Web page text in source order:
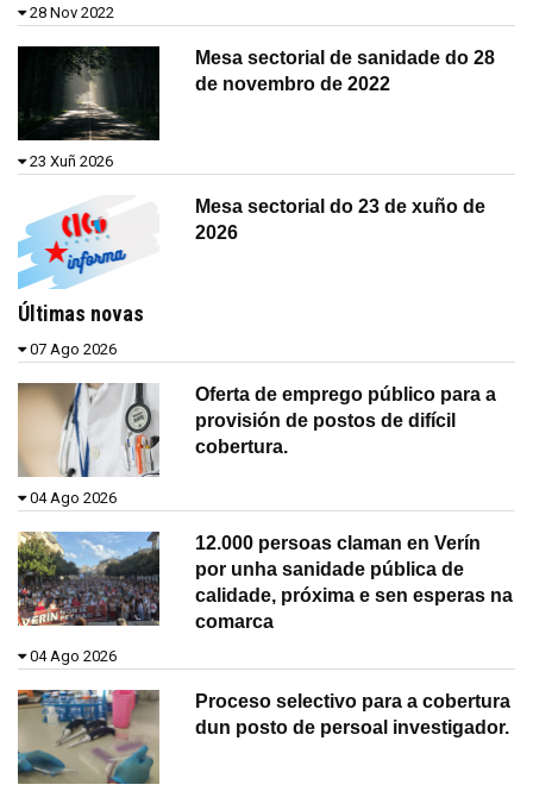
28 Nov 2022
Mesa sectorial de sanidade do 28
de novembro de 2022
23 Xuñ 2026
Mesa sectorial do 23 de xuño de
2026
Últimas novas
07 Ago 2026
Oferta de emprego público para a
provisión de postos de difícil
cobertura.
04 Ago 2026
12.000 persoas claman en Verín
por unha sanidade pública de
calidade, próxima e sen esperas na
comarca
04 Ago 2026
Proceso selectivo para a cobertura
dun posto de persoal investigador.